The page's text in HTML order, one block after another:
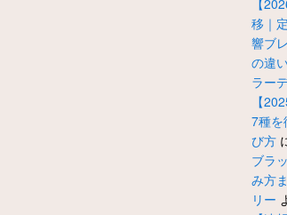
【
移｜
響ブ
の違
ラー
【
7種を
び方
ブラ
み方
リー